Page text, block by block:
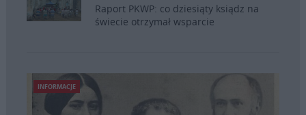
Raport PKWP: co dziesiąty ksiądz na
świecie otrzymał wsparcie
INFORMACJE